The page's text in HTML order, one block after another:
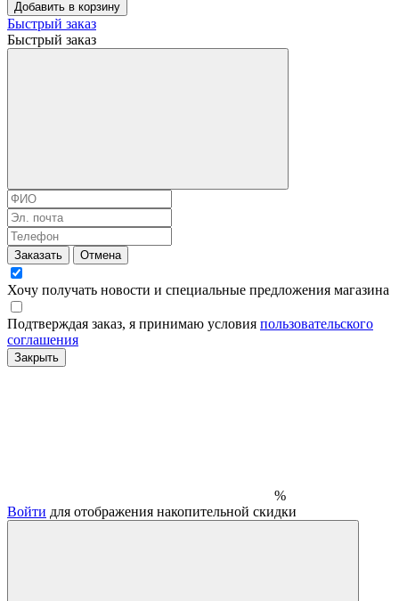
Добавить в корзину
Быстрый заказ
Быстрый заказ
Заказать Отмена
Хочу получать новости и специальные предложения магазина
Подтверждая заказ, я принимаю условия пользовательского
соглашения
Закрыть
%
Войти для отображения накопительной скидки